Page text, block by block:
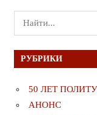
Поиск
для:
РУБРИКИ
50 ЛЕТ
АНОНС